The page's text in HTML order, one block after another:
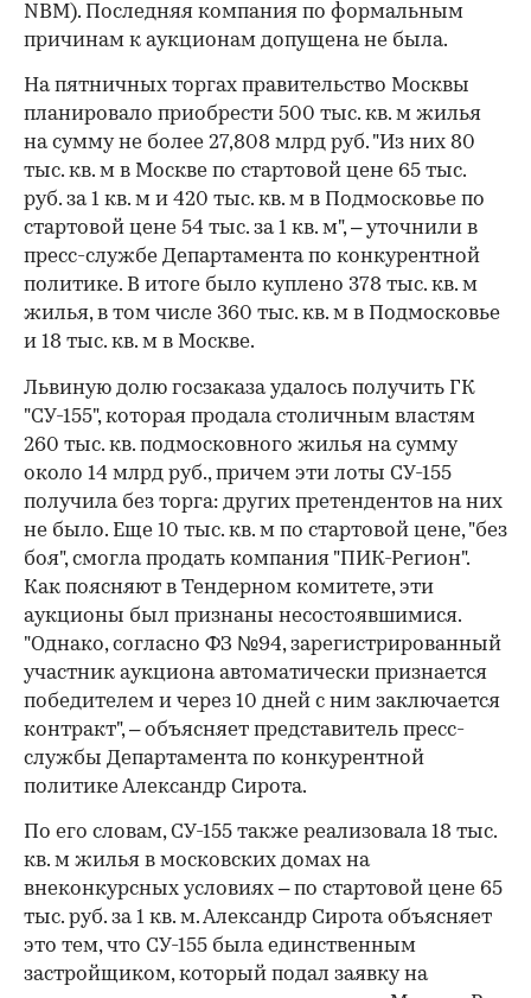
NBM). Последняя компания по формальным
причинам к аукционам допущена не была.
На пятничных торгах правительство Москвы
планировало приобрести 500 тыс. кв. м жилья
на сумму не более 27,808 млрд руб. "Из них 80
тыс. кв. м в Москве по стартовой цене 65 тыс.
руб. за 1 кв. м и 420 тыс. кв. м в Подмосковье по
стартовой цене 54 тыс. за 1 кв. м", – уточнили в
пресс-службе Департамента по конкурентной
политике. В итоге было куплено 378 тыс. кв. м
жилья, в том числе 360 тыс. кв. м в Подмосковье
и 18 тыс. кв. м в Москве.
Львиную долю госзаказа удалось получить ГК
"СУ-155", которая продала столичным властям
260 тыс. кв. подмосковного жилья на сумму
около 14 млрд руб., причем эти лоты СУ-155
получила без торга: других претендентов на них
не было. Еще 10 тыс. кв. м по стартовой цене, "без
боя", смогла продать компания "ПИК-Регион".
Как поясняют в Тендерном комитете, эти
аукционы был признаны несостоявшимися.
"Однако, согласно ФЗ №94, зарегистрированный
участник аукциона автоматически признается
победителем и через 10 дней с ним заключается
контракт", – объясняет представитель пресс-
службы Департамента по конкурентной
политике Александр Сирота.
По его словам, СУ-155 также реализовала 18 тыс.
кв. м жилья в московских домах на
внеконкурсных условиях – по стартовой цене 65
тыс. руб. за 1 кв. м. Александр Сирота объясняет
это тем, что СУ-155 была единственным
застройщиком, который подал заявку на